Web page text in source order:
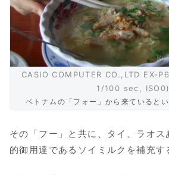
CASIO COMPUTER CO.,LTD EX-
1/100 sec, ISO0)
ベトナムの「フォー」から来ていると
その「フー」と共に、タイ、ラオス
的御用達であるソイミルクを補充す